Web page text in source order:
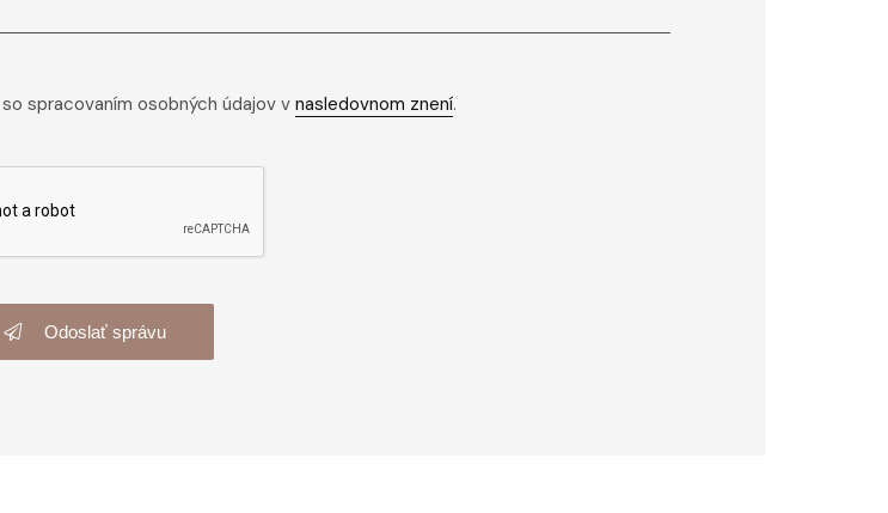
spracovaním osobných údajov v nasledovnom znení.
Odoslať správu